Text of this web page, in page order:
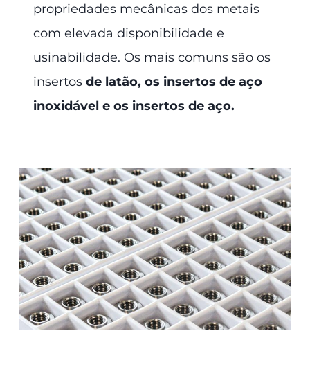
propriedades mecânicas dos metais
com elevada disponibilidade e
usinabilidade. Os mais comuns são os
insertos de latão, os insertos de aço
inoxidável e os insertos de aço.